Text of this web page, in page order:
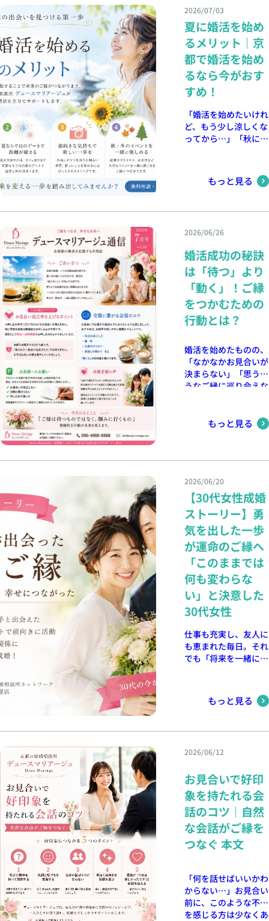
らこそ出会えるご縁が
あります 婚活アプリ
やパーティーなど、出
会いの方法は数多くあ
ります。 その中でも
結婚相談所は、結婚を
真剣に考えている方同
士が出会える環境が整
っています。 デュー
スマリアージュでは、
・プロフィール作成の
までのサポート な
験がない方や、過去に
った方も安心してご相
談ください。 このお
盆が未来を変えるきっ
かけになるかもしれま
せん 結婚したい気持
ちはあるけれど、何か
ら始めればよいかわか
そ、お盆休みを活用し
て婚活への第一歩を踏
み出してみませんか。
来年のお盆には、大切
ません。 デュースマ
ポートいたします。
の方は、ぜひお気軽に
ご相談ください。 最
後に 婚活は、時には
疲れてしまうこともあ
ります。でも、無理を
しすぎず、自分のペー
スで進めることが大切
です。 少し立ち止ま
りながらでも、前に進
んでいけば大丈夫。あ
なたに合うご縁は、き
っとあります。 デュ
ースマリアージュで
は、会員様のお気持ち
に寄り添いながら、ご
成婚までサポートして
相談ください。 京
にご相談ください。
090-4900-6968 🕊️ ま
ずは無料カウンセリン
グから お一人おひと
りの想いやご希望を丁
寧に伺い、あなたに最
適な婚活プランをご提
案いたします。 オン
もOK。お気軽にお問
い合わせください。
📍 デュースマリアー
ジュ公式サイトはこち
ていいのかな」「次は
どうすればいいのだろ
う」 そんな時は、一
人で抱え込まず、ぜひ
ご相談ください。 活
動を振り返りながら、
次につながる方法を一
緒に考え、ご成婚まで
します。 皆さまに素
敵なご縁が訪れますよ
うに。 デュースマリ
を込めて応援いたしま
ともあります。でも、
のペースで進めること
が大切です。 少し立
ち止まりながらでも、
前に進んでいけば大丈
夫。あなたに合うご縁
は、きっとあります。
デュースマリアージュ
では、会員様のお気持
ご成婚までサポートし
ております。婚活のお
悩みも、ぜひお気軽に
ご相談ください。 京
いる方は、ぜひお気軽
にご相談ください。
グから お一人おひと
りの想いやご希望を丁
寧に伺い、あなたに最
適な婚活プランをご提
案いたします。 オン
ライン・対面どちらで
もOK。お気軽にお問
い合わせください。
📍 デュースマリアー
ジュ公式サイトはこち
ら ☟ https://douce-
mariage.com/（京
相談受付中）
ません。 だからこ
そ、活動中はお見合い
後の振り返りや交際中
のお悩み、ご自身では
気づきにくい改善点な
どを一緒に考えなが
ら、一歩ずつ前へ進ん
でいくことが大切で
す。 ご縁を大切に積
み重ねた結果 今回ご
成婚された会員様も、
前向きな気持ちで活動
た。 交際中はお互い
お相手と巡り会うこと
ができました。 結婚
はタイミングとご縁、
そして行動の積み重ね
によって実を結びま
す。 一人ひとりの幸
せな未来のために ご
成婚はゴールではな
く、新しい人生のスタ
お二人で笑顔あふれる
家庭を築かれ、末永く
お幸せになられること
を心より願っておりま
み出すことで未来は大
きく変わるかもしれま
成婚までしっかりサポ
ートしてまいります。
最後に 婚活は、時に
は疲れてしまうことも
あります。でも、無理
をしすぎず、自分のペ
ースで進めることが大
切です。 少し立ち止
まりながらでも、前に
進んでいけば大丈夫。
あなたに合うご縁は、
きっとあります。 デ
は、会員様のお気持ち
に寄り添いながら、ご
成婚までサポートして
相談ください。 京
都・大阪・奈良エリア
いる方は、ぜひお気軽
無料相談受付中📞
ずは無料カウンセリン
グから お一人おひと
りの想いやご希望を丁
寧に伺い、あなたに最
適な婚活プランをご提
案いたします。 オン
い合わせください。
📍 デュースマリアー
ジュ公式サイトはこち
ら ☟ https://douce-
ポートしてきた経験か
ら、交際につながりや
すい方の特徴をご紹介
します。 笑顔が自然
で安心感がある お見
合いでは、会話の内容
だけではなく、一緒に
いて安心できる雰囲気
も大切です。 緊張す
るのは当然ですが、笑
顔で相手の話を聞こう
とする姿勢があるだけ
ます。 相手の話をし
切ですが、お相手の話
しながら耳を傾けるこ
とも同じくらい重要で
す。 「自分の話をき
ちんと聞いてくれた」
と感じてもらえると、
お互いに心地よい時間
になります。 感謝の
お店を予約していただ
いた時や、お見合いが
終わった時に「今日は
ありがとうございまし
きく変わります。 小
がっていきます。 完
敗したらどうしよう」
「うまく話さなけれ
ば」と考えすぎる必要
はありません。 大切
なのは、自分らしく誠
実に向き合うことで
す。 自然体で接する
ことで、お相手もリラ
ックスし、お互いの人
柄を知ることができま
す。 婚活は一人で悩
まないことが大切 お
見合い後に「何が良か
ったのかわからない」
「なぜ交際につながら
なかったのだろう」と
は、お見合いの振り返
できます。 少しずつ
自信を持ってお見合い
に臨めるようになる方
も多くいらっしゃいま
す。 まとめ 「また会
いたい」と思われる方
は、特別な話術や完璧
な外見を持っているわ
話をしっかり聞く 感
謝の気持ちを伝える
自然体でいる この4つ
を意識するだけでも、
2026/07/03
夏に婚活を始め
るメリット｜京
都で婚活を始め
るなら今がおす
すめ！
「婚活を始めたいけれ
ど、もう少し涼しくな
ってから…」「秋にな
えている方も多いので
はないでしょうか。
ートするのにおすすめ
行動を始めることで、
へとつながる可能性が
広がります。 今回
は、京都の結婚相談所
「デュースマリアージ
ュ」が、夏に婚活を始
めるメリットをご紹介
会いのチャンスが広が
る 夏は旅行や帰省な
どで婚活を少しお休み
する方もいらっしゃい
の時期に活動を始める
ことで、お見合いの機
もらえるチャンスが広
ります。 婚活は「思
い立った時」が始めど
きです。 2．夏ならで
はのデートで自然と距
離が縮まる 夏祭りや
花火大会、川床、カフ
ェ巡り、水族館など、
夏ならではのデートを
楽しめるスポットがた
くさんあります。 京
都には四季を感じられ
る美しい景色や風情あ
る街並みがあり、お二
人で過ごす時間が特別
な思い出になるでしょ
柄や価値観を知るきっ
日照時間が長く、外出
ことを始めるにはぴっ
たりの季節です。
「今年こそ結婚した
い。」そんな気持ちを
行動に変えることで、
未来は少しずつ動き始
めます。 婚活は、一
のご縁につながりま
す。 4．秋・冬のイベ
ントシーズンを一緒に
楽しめる 夏から活動
もっと見る
2026/06/26
婚活成功の秘訣
は「待つ」より
「動く」！ご縁
をつかむための
行動とは？
婚活を始めたものの、
「なかなかお見合いが
決まらない」「思うよ
うなご縁に巡り会えな
いでしょうか。 婚活
はなく、自ら一歩踏み
お申し込みを積極的に
行うことで出会いのチ
ャンスは広がり、ご縁
に繋がる可能性も高ま
ります。 たとえお断
りになることがあって
も、それは相性やタイ
ミングの問題であり、
自分自身を否定された
わけではありません。
一つひとつの経験が、
素敵なご縁への大切な
お見合いでは「話すこ
と」だけでなく、「聞
くこと」も大切なポイ
やりがいなど、お相手
が自然に話しやすい話
ックスした雰囲気が生
まれます。相手に興味
を持ち、笑顔で耳を傾
つながります。 「最
近、お見合いが成立し
にくい」「申し込みが
減ってきた」と感じた
ら、プロフィールを見
直すこともおすすめで
も、お相手に伝わる印
象は大きく変わりま
す。 婚活は、一人で
悩み続ける必要はあり
もっと見る
2026/06/20
【30代女性成婚
ストーリー】勇
気を出した一歩
が運命のご縁へ
「このままでは
何も変わらな
い」と決意した
30代女性
仕事も充実し、友人に
も恵まれた毎日。それ
でも「将来を一緒に歩
年々強くなっていまし
た。 婚活アプリや友
まな方法を試してみた
考えられる出会いには
不安を抱えていたそう
です。 そんな時、結
婚相談所での婚活を決
意し、新しい一歩を踏
み出しました。 思う
ように進まない時期も
前向きに活動を始める
るものの交際まで進ま
なかったり、お断りが
続いたりすることもあ
りました。 しかし、
もっと見る
2026/06/12
お見合いで好印
象を持たれる会
話のコツ｜自然
な会話がご縁を
つなぐ 本文
「何を話せばいいかわ
からない…」お見合い
前に、このような不安
を感じる方は少なくあ